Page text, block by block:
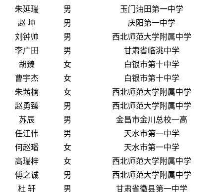
朱延瑞
男
玉门油田第一中学
赵 坤
男
庆阳第一中学
刘钟帅
男
西北师范大学附属中学
李广田
男
甘肃省临洮中学
胡臻
女
白银市第十中学
曹宇杰
女
白银市第十中学
朱茜楠
女
西北师范大学附属中学
赵勇臻
男
西北师范大学附属中学
苏辰
男
金昌市金川总校一高
任江伟
男
天水市第一中学
何赵璠
女
天水市第一中学
高瑞梓
女
西北师范大学附属中学
傅之诚
男
西北师范大学附属中学
杜 轩
男 甘肃省徽县第一中学